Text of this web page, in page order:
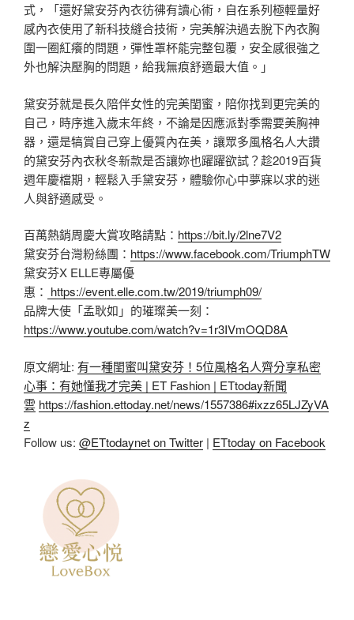
式，「還好黛安芬內衣彷彿有讀心術，自在系列極輕量好
感內衣使用了新科技縫合技術，完美解決過去脫下內衣胸
圍一圈紅癢的問題，彈性罩杯能完整包覆，安全感很強之
外也解決壓胸的問題，給我無痕舒適最大值。」
黛安芬就是長久陪伴女性的完美閨蜜，陪你找到更完美的
自己，時序進入歲末年終，不論是因應派對季需要美胸神
器，還是犒賞自己穿上優質內在美，讓眾多風格名人大讚
的黛安芬內衣秋冬新款是否讓妳也躍躍欲試？趁2019百貨
週年慶檔期，輕鬆入手黛安芬，體驗你心中夢寐以求的迷
人與舒適感受。
百萬熱銷周慶大賞攻略請點： https://bit.ly/2lne7V2
黛安芬台灣粉絲團： https://www.facebook.com/TriumphTW
黛安芬X ELLE專屬優
惠： https://event.elle.com.tw/2019/triumph09/
品牌大使「孟耿如」的璀璨美一刻：
https://www.youtube.com/watch?v=1r3IVmOQD8A
原文網址: 有一種閨蜜叫黛安芬！5位風格名人齊分享私密
心事：有她懂我才完美 | ET Fashion | ETtoday新聞
雲 https://fashion.ettoday.net/news/1557386#ixzz65LJZyVA
z
Follow us: @ETtodaynet on Twitter | ETtoday on Facebook